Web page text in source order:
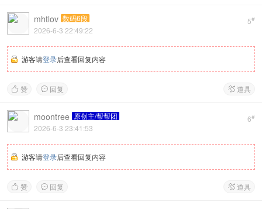
5#
mhtlov 数码6段
2026-6-3 22:49:22
游客请登录后查看回复内容
 赞  回复  道具
6#
moontree 原创主/帮帮团
2026-6-3 23:41:53
游客请登录后查看回复内容
 赞  回复  道具